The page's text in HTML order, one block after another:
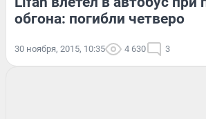
обгона: погибли четверо
30 ноября, 2015, 10:35 4 630 3